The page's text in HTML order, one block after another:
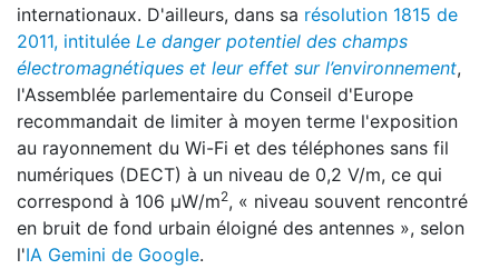
internationaux. D'ailleurs, dans sa résolution 1815 de
2011, intitulée Le danger potentiel des champs
électromagnétiques et leur effet sur l’environnement,
l'Assemblée parlementaire du Conseil d'Europe
recommandait de limiter à moyen terme l'exposition
au rayonnement du Wi-Fi et des téléphones sans fil
numériques (DECT) à un niveau de 0,2 V/m, ce qui
correspond à 106 μW/m2, « niveau souvent rencontré
en bruit de fond urbain éloigné des antennes », selon
l'IA Gemini de Google.